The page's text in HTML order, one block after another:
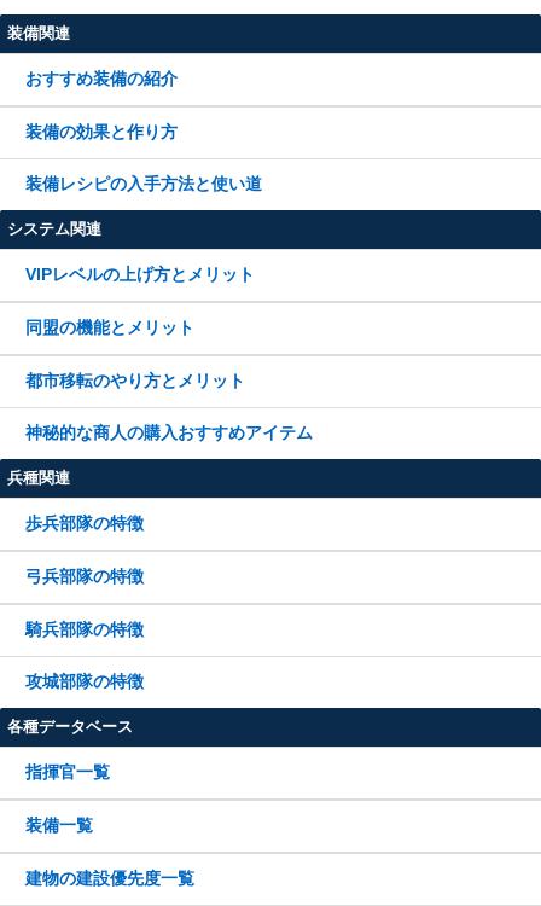
装備関連
おすすめ装備の紹介
装備の効果と作り方
装備レシピの入手方法と使い道
システム関連
VIPレベルの上げ方とメリット
同盟の機能とメリット
都市移転のやり方とメリット
神秘的な商人の購入おすすめアイテム
兵種関連
歩兵部隊の特徴
弓兵部隊の特徴
騎兵部隊の特徴
攻城部隊の特徴
各種データベース
指揮官一覧
装備一覧
建物の建設優先度一覧